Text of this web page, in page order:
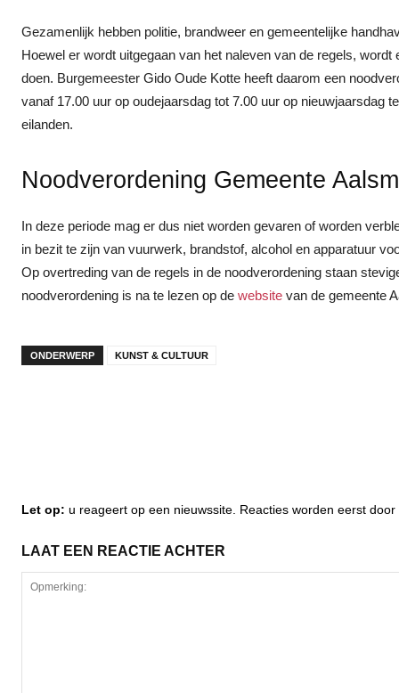
Gezamenlijk hebben politie, brandweer en gemeentelijke
Hoewel er wordt uitgegaan van het naleven van de regels,
doen. Burgemeester Gido Oude Kotte heeft daarom een
vanaf 17.00 uur op oudejaarsdag tot 7.00 uur op nieuwjaarsdag
eilanden.
Noodverordening Gemeente
In deze periode mag er dus niet worden gevaren of worden
in bezit te zijn van vuurwerk, brandstof, alcohol en apparatuur
Op overtreding van de regels in de noodverordening staan
noodverordening is na te lezen op de website van de gemeente
ONDERWERP KUNST & CULTUUR
Let op: u reageert op een nieuwssite. Reacties worden eerst
LAAT EEN REACTIE ACHTER